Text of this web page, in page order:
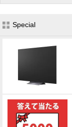
Special